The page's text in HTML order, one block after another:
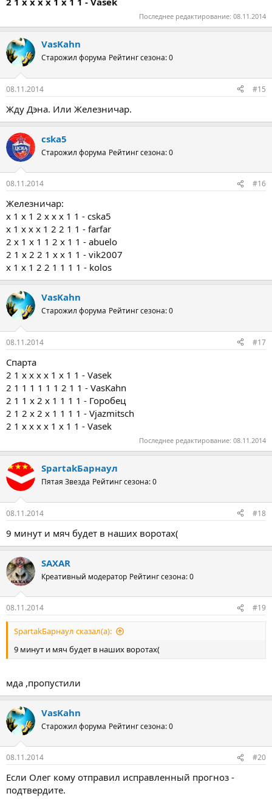
Последнее редактирование: 08.11.2014
VasKahn
Старожил форума Рейтинг сезона: 0
08.11.2014 #15
Жду Дэна. Или Железничар.
cska5
Старожил форума Рейтинг сезона: 0
08.11.2014 #16
Железничар:
x 1 x 1 2 x x x 1 1 - cska5
x 1 x x x 1 2 2 1 1 - farfar
2 x 1 x 1 1 2 x 1 1 - abuelo
2 1 х 2 2 1 х х 1 1 - vik2007
x 1 x 1 2 2 1 1 1 1 - kolos
VasKahn
Старожил форума Рейтинг сезона: 0
08.11.2014 #17
Спарта
2 1 х х х х 1 х 1 1 - Vasek
2 1 1 1 1 1 1 2 1 1 - VasKahn
2 1 1 х 2 х 1 1 1 1 - Горобец
2 1 2 х 2 х 1 1 1 1 - Vjazmitsch
2 1 х х х х 1 х 1 1 - Vasek
Последнее редактирование: 08.11.2014
SpartakБарнаул
Пятая Звезда Рейтинг сезона: 0
08.11.2014 #18
9 минут и мяч будет в наших воротах(
SAXAR
Креативный модератор Рейтинг сезона: 0
08.11.2014 #19
SpartakБарнаул сказал(а):
9 минут и мяч будет в наших воротах(
мда ,пропустили
VasKahn
Старожил форума Рейтинг сезона: 0
08.11.2014 #20
Если Олег кому отправил исправленный прогноз -
подтвердите.